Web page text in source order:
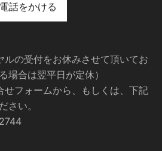
電話をかける
ルの受付をお休みさせて頂いてお
場合は翌平日が定休）
せフォームから、もしくは、下記
さい。